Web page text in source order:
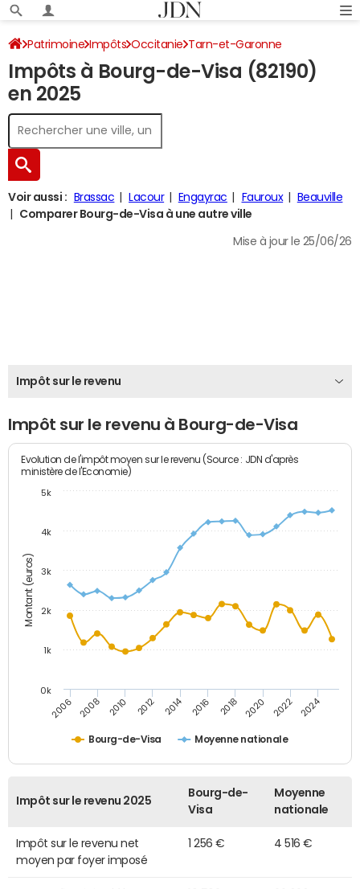
Patrimoine Impôts Occitanie Tarn-et-Garonne
Bourg-de-Visa Impôt sur le revenu
Impôts à Bourg-de-Visa (82190)
en 2025
Voir aussi : Brassac Lacour Engayrac Fauroux
Beauville
Comparer Bourg-de-Visa à une autre ville
Mise à jour le 25/06/26
Impôt sur le revenu
Impôt sur le revenu à Bourg-de-Visa
Montant (euros)
Evolution de l'impôt moyen sur le revenu (Source : JDN d'après
ministère de l'Economie)
Bourg-de-Visa Moyenne nationale
2006 2008 2010 2012 2014 2016 2018 2020 2022 2024
0k
1k
2k
3k
4k
5k
Impôt sur le revenu 2025
Bourg-de-
Visa
Moyenne
nationale
Impôt sur le revenu net
moyen par foyer imposé
1 256 € 4 516 €